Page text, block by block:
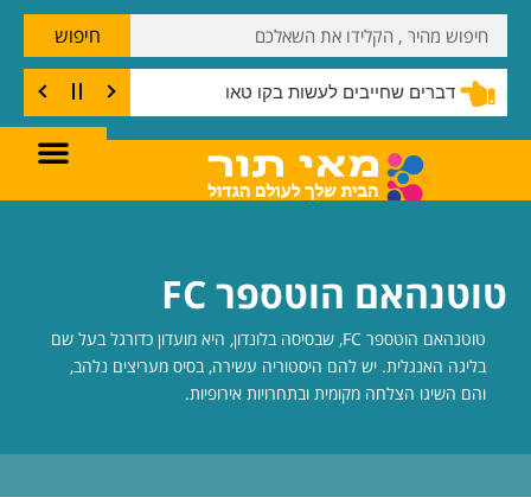
דברים שחייבים לעשות בקו טאו
חיפוש
טוטנהאם הוטספר FC
טוטנהאם הוטספר FC, שבסיסה בלונדון, היא מועדון כדורגל בעל שם
בליגה האנגלית. יש להם היסטוריה עשירה, בסיס מעריצים נלהב,
והם השיגו הצלחה מקומית ובתחרויות אירופיות.